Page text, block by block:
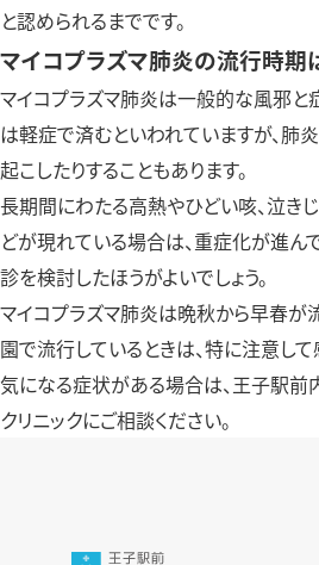
と認められるまでです。
マイコプラズマ肺炎の流行時期
マイコプラズマ肺炎は一般的な風邪と
は軽症で済むといわれていますが、肺
起こしたりすることもあります。
長期間にわたる高熱やひどい咳、泣き
どが現れている場合は、重症化が進ん
診を検討したほうがよいでしょう。
マイコプラズマ肺炎は晩秋から早春が
園で流行しているときは、特に注意して
気になる症状がある場合は、王子駅前
クリニックにご相談ください。